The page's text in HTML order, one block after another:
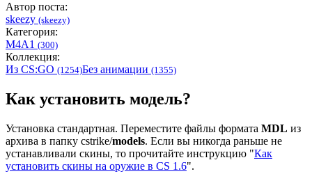
Автор поста:
skeezy (skeezy)
Категория:
M4A1 (300)
Коллекция:
Из CS:GO (1254)Без анимации (1355)
Как установить модель?
Установка стандартная. Переместите файлы формата MDL из
архива в папку cstrike/models. Если вы никогда раньше не
устанавливали скины, то прочитайте инструкцию "Как
установить скины на оружие в CS 1.6".